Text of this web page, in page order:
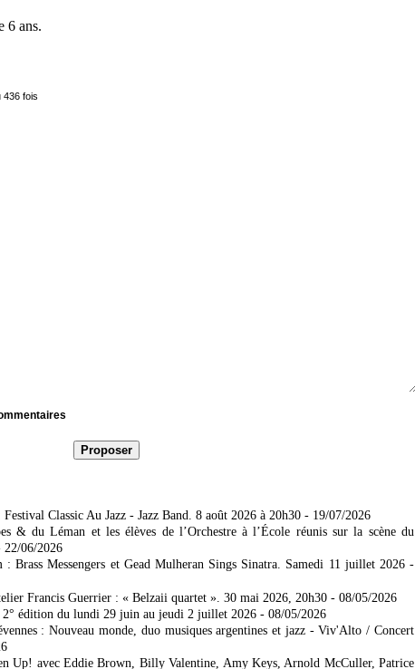
6 ans.
436 fois
Classic Au Jazz - Jazz Band. 8 août 2026 à 20h30 - 19/07/2026
& du Léman et les élèves de l’Orchestre à l’École réunis sur la scène du
22/06/2026
Brass Messengers et Gead Mulheran Sings Sinatra. Samedi 11 juillet 2026 -
Francis Guerrier : « Belzaii quartet ». 30 mai 2026, 20h30 - 08/05/2026
2° édition du lundi 29 juin au jeudi 2 juillet 2026 - 08/05/2026
: Nouveau monde, duo musiques argentines et jazz - Viv'Alto / Concert
Up! avec Eddie Brown, Billy Valentine, Amy Keys, Arnold McCuller, Patrice